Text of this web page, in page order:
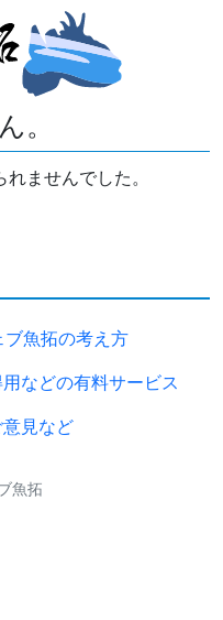
。
ませんでした。
ブ魚拓の考え方
などの有料サービス
意見など
魚拓